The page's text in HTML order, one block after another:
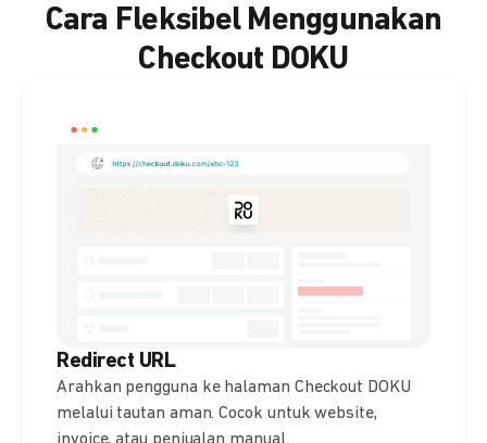
Cara Fleksibel Menggunakan
Checkout DOKU
Redirect URL
Arahkan pengguna ke halaman Checkout DOKU
melalui tautan aman. Cocok untuk website,